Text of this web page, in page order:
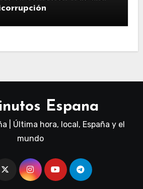
Espana
| Última hora, local, España y el
mundo